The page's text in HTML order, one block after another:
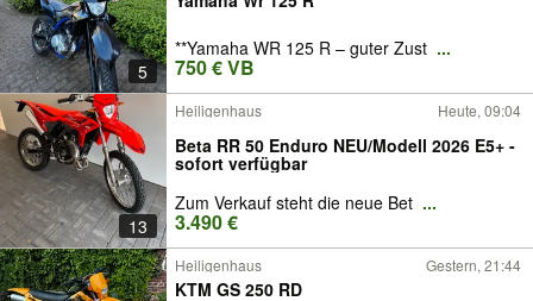
5
**Yamaha WR 125 R – guter Zust ...
750 € VB
13
Heiligenhaus Heute, 09:04
Beta RR 50 Enduro NEU/Modell 2026 E5+ -
sofort verfügbar
Zum Verkauf steht die neue Bet ...
3.490 €
Heiligenhaus Gestern, 21:44
KTM GS 250 RD